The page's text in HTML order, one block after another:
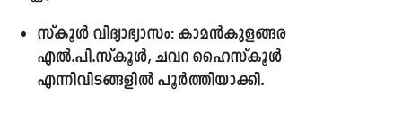
സ്കൂൾ വിദ്യാഭ്യാസം: കാമൻകുളങ്ങര
എൽ.പി.സ്‌കൂൾ, ചവറ ഹൈസ്കൂൾ
എന്നിവിടങ്ങളിൽ പൂർത്തിയാക്കി.